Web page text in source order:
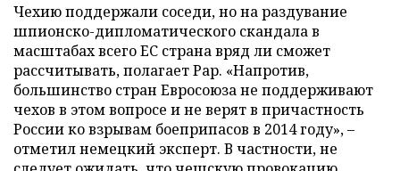
Чехию поддержали соседи, но на раздувание
шпионско-дипломатического скандала в
масштабах всего ЕС страна вряд ли сможет
рассчитывать, полагает Рар. «Напротив,
большинство стран Евросоюза не поддерживают
чехов в этом вопросе и не верят в причастность
России ко взрывам боеприпасов в 2014 году», –
отметил немецкий эксперт. В частности, не